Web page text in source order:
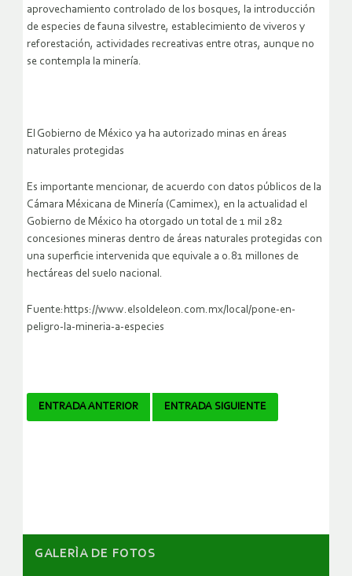
aprovechamiento controlado de los bosques, la introducción
de especies de fauna silvestre, establecimiento de viveros y
reforestación, actividades recreativas entre otras, aunque no
se contempla la minería.
El Gobierno de México ya ha autorizado minas en áreas
naturales protegidas
Es importante mencionar, de acuerdo con datos públicos de la
Cámara Méxicana de Minería (Camimex), en la actualidad el
Gobierno de México ha otorgado un total de 1 mil 282
concesiones mineras dentro de áreas naturales protegidas con
una superficie intervenida que equivale a 0.81 millones de
hectáreas del suelo nacional.
Fuente:https://www.elsoldeleon.com.mx/local/pone-en-
peligro-la-mineria-a-especies
Navegador
ENTRADA ANTERIOR ENTRADA SIGUIENTE
GALERÌA DE FOTOS